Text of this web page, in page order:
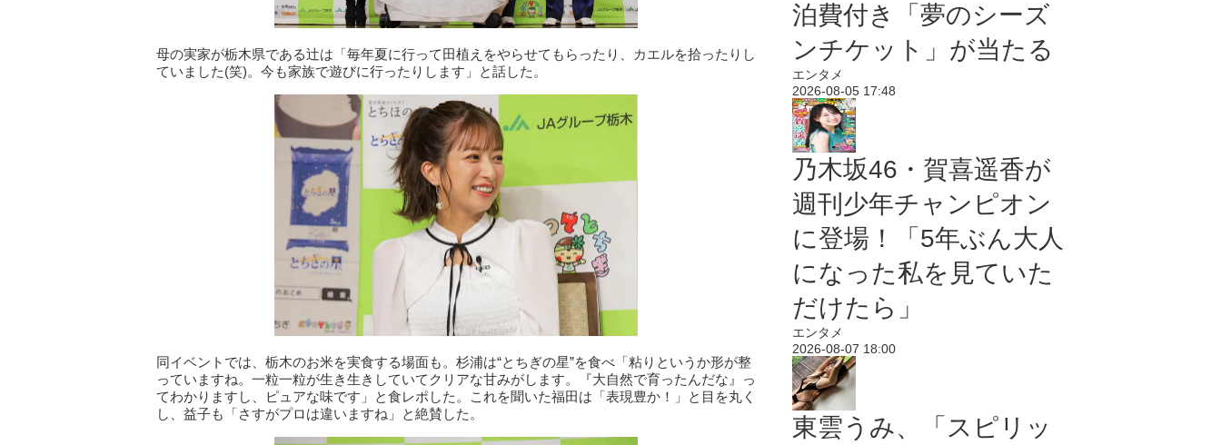
母の実家が栃木県である辻は「毎年夏に行って田植えをやらせてもらったり、カエルを拾ったりし
ていました(笑)。今も家族で遊びに行ったりします」と話した。
同イベントでは、栃木のお米を実食する場面も。杉浦は“とちぎの星”を食べ「粘りというか形が整
っていますね。一粒一粒が生き生きしていてクリアな甘みがします。『大自然で育ったんだな』っ
てわかりますし、ピュアな味です」と食レポした。これを聞いた福田は「表現豊か！」と目を丸く
し、益子も「さすがプロは違いますね」と絶賛した。
泊費付き「夢のシーズ
ンチケット」が当たる
エンタメ
2026-08-05 17:48
乃木坂46・賀喜遥香が
週刊少年チャンピオン
に登場！「5年ぶん大人
になった私を見ていた
だけたら」
エンタメ
2026-08-07 18:00
東雲うみ、「スピリッ